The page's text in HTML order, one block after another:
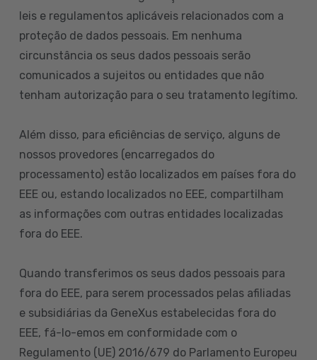
leis e regulamentos aplicáveis relacionados com a
proteção de dados pessoais. Em nenhuma
circunstância os seus dados pessoais serão
comunicados a sujeitos ou entidades que não
tenham autorização para o seu tratamento legítimo.
Além disso, para eficiências de serviço, alguns de
nossos provedores (encarregados do
processamento) estão localizados em países fora do
EEE ou, estando localizados no EEE, compartilham
as informações com outras entidades localizadas
fora do EEE.
Quando transferimos os seus dados pessoais para
fora do EEE, para serem processados pelas afiliadas
e subsidiárias da GeneXus estabelecidas fora do
EEE, fá-lo-emos em conformidade com o
Regulamento (UE) 2016/679 do Parlamento Europeu